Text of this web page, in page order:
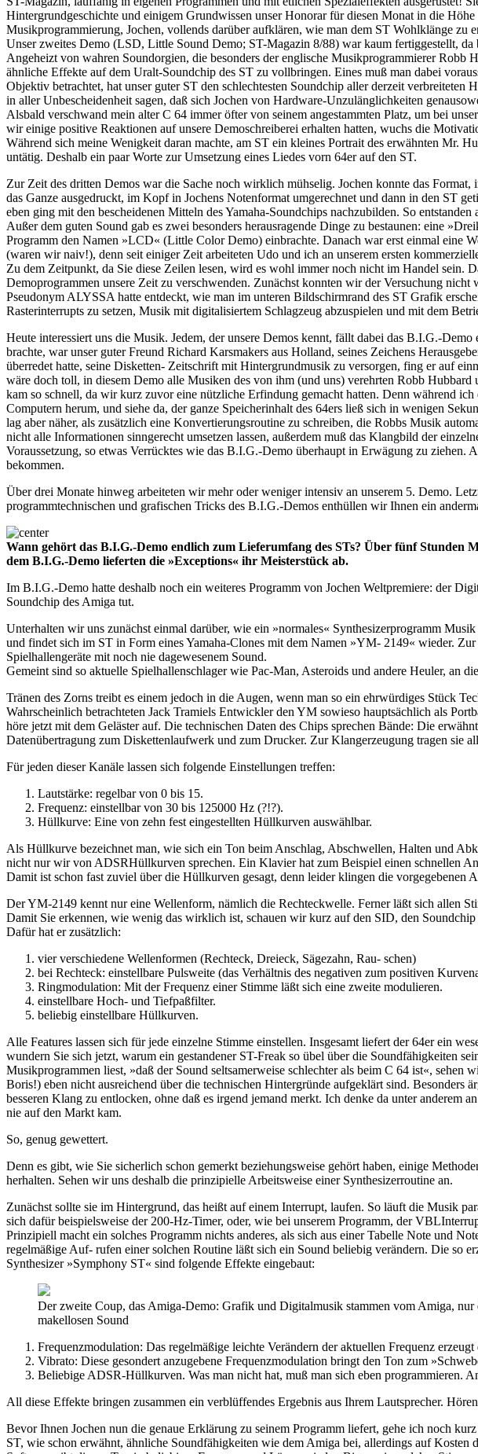
Hintergrundgeschichte und einigem Grundwissen unser Honorar für diesen Monat in die
Musikprogrammierung, Jochen, vollends darüber aufklären, wie man dem ST Wohlklänge zu
Unser zweites Demo (LSD, Little Sound Demo; ST-Magazin 8/88) war kaum fertiggestellt, da
Angeheizt von wahren Soundorgien, die besonders der englische Musikprogrammierer
ähnliche Effekte auf dem Uralt-Soundchip des ST zu vollbringen. Eines muß man dabei
Objektiv betrachtet, hat unser guter ST den schlechtesten Soundchip aller derzeit
in aller Unbescheidenheit sagen, daß sich Jochen von Hardware-Unzulänglichkeiten
Alsbald verschwand mein alter C 64 immer öfter von seinem angestammten Platz, um bei
wir einige positive Reaktionen auf unsere Demoschreiberei erhalten hatten, wuchs die
Während sich meine Wenigkeit daran machte, am ST ein kleines Portrait des erwähnten Mr.
untätig. Deshalb ein paar Worte zur Umsetzung eines Liedes vorn 64er auf den ST.
Zur Zeit des dritten Demos war die Sache noch wirklich mühselig. Jochen konnte das
das Ganze ausgedruckt, im Kopf in Jochens Notenformat umgerechnet und dann in den ST
eben ging mit den bescheidenen Mitteln des Yamaha-Soundchips nachzubilden. So
Außer dem guten Sound gab es zwei besonders herausragende Dinge zu bestaunen: eine
Programm den Namen »LCD« (Little Color Demo) einbrachte. Danach war erst einmal eine
(waren wir naiv!), denn seit einiger Zeit arbeiteten Udo und ich an unserem ersten
Zu dem Zeitpunkt, da Sie diese Zeilen lesen, wird es wohl immer noch nicht im Handel sein.
Demoprogrammen unsere Zeit zu verschwenden. Zunächst konnten wir der Versuchung
Pseudonym ALYSSA hatte entdeckt, wie man im unteren Bildschirmrand des ST Grafik
Rasterinterrupts zu setzen, Musik mit digitalisiertem Schlagzeug abzuspielen und mit dem
Heute interessiert uns die Musik. Jedem, der unsere Demos kennt, fällt dabei das B.I.G.-
brachte, war unser guter Freund Richard Karsmakers aus Holland, seines Zeichens
überredet hatte, seine Disketten- Zeitschrift mit Hintergrundmusik zu versorgen, fing er auf
wäre doch toll, in diesem Demo alle Musiken des von ihm (und uns) verehrten Robb
kam so schnell, da wir kurz zuvor eine nützliche Erfindung gemacht hatten. Denn während
Computern herum, und siehe da, der ganze Speicherinhalt des 64ers ließ sich in wenigen
lag aber näher, als zusätzlich eine Konvertierungsroutine zu schreiben, die Robbs Musik
nicht alle Informationen sinngerecht umsetzen lassen, außerdem muß das Klangbild der
Voraussetzung, so etwas Verrücktes wie das B.I.G.-Demo überhaupt in Erwägung zu
bekommen.
Über drei Monate hinweg arbeiteten wir mehr oder weniger intensiv an unserem 5. Demo.
programmtechnischen und grafischen Tricks des B.I.G.-Demos enthüllen wir Ihnen ein
Wann gehört das B.I.G.-Demo endlich zum Lieferumfang des STs? Über fünf
dem B.I.G.-Demo lieferten die »Exceptions« ihr Meisterstück ab.
Im B.I.G.-Demo hatte deshalb noch ein weiteres Programm von Jochen Weltpremiere: der
Soundchip des Amiga tut.
Unterhalten wir uns zunächst einmal darüber, wie ein »normales« Synthesizerprogramm
und findet sich im ST in Form eines Yamaha-Clones mit dem Namen »YM- 2149« wieder.
Spielhallengeräte mit noch nie dagewesenem Sound.
Gemeint sind so aktuelle Spielhallenschlager wie Pac-Man, Asteroids und andere Heuler, an
Tränen des Zorns treibt es einem jedoch in die Augen, wenn man so ein ehrwürdiges Stück
Wahrscheinlich betrachteten Jack Tramiels Entwickler den YM sowieso hauptsächlich als
höre jetzt mit dem Geläster auf. Die technischen Daten des Chips sprechen Bände: Die
Datenübertragung zum Diskettenlaufwerk und zum Drucker. Zur Klangerzeugung tragen sie
Für jeden dieser Kanäle lassen sich folgende Einstellungen treffen:
Lautstärke: regelbar von 0 bis 15.
Frequenz: einstellbar von 30 bis 125000 Hz (?!?).
Hüllkurve: Eine von zehn fest eingestellten Hüllkurven auswählbar.
Als Hüllkurve bezeichnet man, wie sich ein Ton beim Anschlag, Abschwellen, Halten und
nicht nur wir von ADSRHüllkurven sprechen. Ein Klavier hat zum Beispiel einen schnellen
Damit ist schon fast zuviel über die Hüllkurven gesagt, denn leider klingen die
Der YM-2149 kennt nur eine Wellenform, nämlich die Rechteckwelle. Ferner läßt sich allen
Damit Sie erkennen, wie wenig das wirklich ist, schauen wir kurz auf den SID, den
Dafür hat er zusätzlich:
vier verschiedene Wellenformen (Rechteck, Dreieck, Sägezahn, Rau- schen)
bei Rechteck: einstellbare Pulsweite (das Verhältnis des negativen zum positiven
Ringmodulation: Mit der Frequenz einer Stimme läßt sich eine zweite modulieren.
einstellbare Hoch- und Tiefpaßfilter.
beliebig einstellbare Hüllkurven.
Alle Features lassen sich für jede einzelne Stimme einstellen. Insgesamt liefert der 64er ein
wundern Sie sich jetzt, warum ein gestandener ST-Freak so übel über die Soundfähigkeiten
Musikprogrammen liest, »daß der Sound seltsamerweise schlechter als beim C 64 ist«,
Boris!) eben nicht ausreichend über die technischen Hintergründe aufgeklärt sind.
besseren Klang zu entlocken, ohne daß es irgend jemand merkt. Ich denke da unter
nie auf den Markt kam.
So, genug gewettert.
Denn es gibt, wie Sie sicherlich schon gemerkt beziehungsweise gehört haben, einige
herhalten. Sehen wir uns deshalb die prinzipielle Arbeitsweise einer Synthesizerroutine an.
Zunächst sollte sie im Hintergrund, das heißt auf einem Interrupt, laufen. So läuft die Musik
sich dafür beispielsweise der 200-Hz-Timer, oder, wie bei unserem Programm, der
Prinzipiell macht ein solches Programm nichts anderes, als sich aus einer Tabelle Note und
regelmäßige Auf- rufen einer solchen Routine läßt sich ein Sound beliebig verändern. Die so
Synthesizer »Symphony ST« sind folgende Effekte eingebaut:
Der zweite Coup, das Amiga-Demo: Grafik und Digitalmusik stammen vom Amiga,
makellosen Sound
Frequenzmodulation: Das regelmäßige leichte Verändern der aktuellen Frequenz
Vibrato: Diese gesondert anzugebene Frequenzmodulation bringt den Ton zum
Beliebige ADSR-Hüllkurven. Was man nicht hat, muß man sich eben programmieren.
All diese Effekte bringen zusammen ein verblüffendes Ergebnis aus Ihrem Lautsprecher.
Bevor Ihnen Jochen nun die genaue Erklärung zu seinem Programm liefert, gehe ich noch
ST, wie schon erwähnt, ähnliche Soundfähigkeiten wie dem Amiga bei, allerdings auf